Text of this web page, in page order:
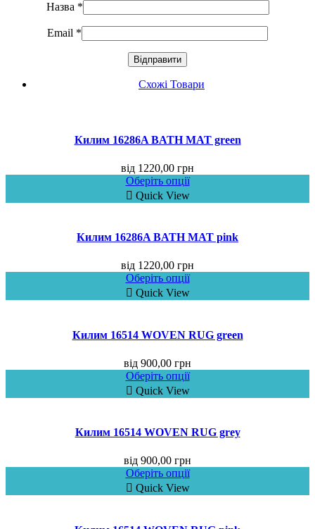
Назва *
Email *
Схожі Товари
Килим 16286A BATH MAT green
від 1220,00 грн
Оберіть опції
Quick View
Килим 16286A BATH MAT pink
від 1220,00 грн
Оберіть опції
Quick View
Килим 16514 WOVEN RUG green
від 900,00 грн
Оберіть опції
Quick View
Килим 16514 WOVEN RUG grey
від 900,00 грн
Оберіть опції
Quick View